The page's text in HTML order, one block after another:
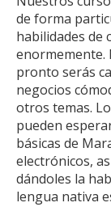
de forma
habilidades de
enormemente.
pronto serás
negocios
otros temas.
pueden
básicas de
electrónicos,
dándoles la
lengua nativa